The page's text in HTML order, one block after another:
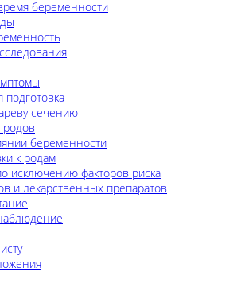
беременности
подготовка
сечению
родов
беременности
к родам
исключению факторов риска
и лекарственных препаратов